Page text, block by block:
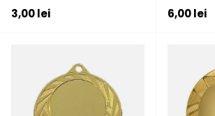
Pret initial
3,00 lei Pret
6,00 lei